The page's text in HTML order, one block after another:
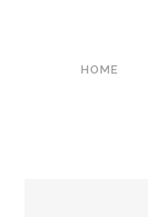
HOME